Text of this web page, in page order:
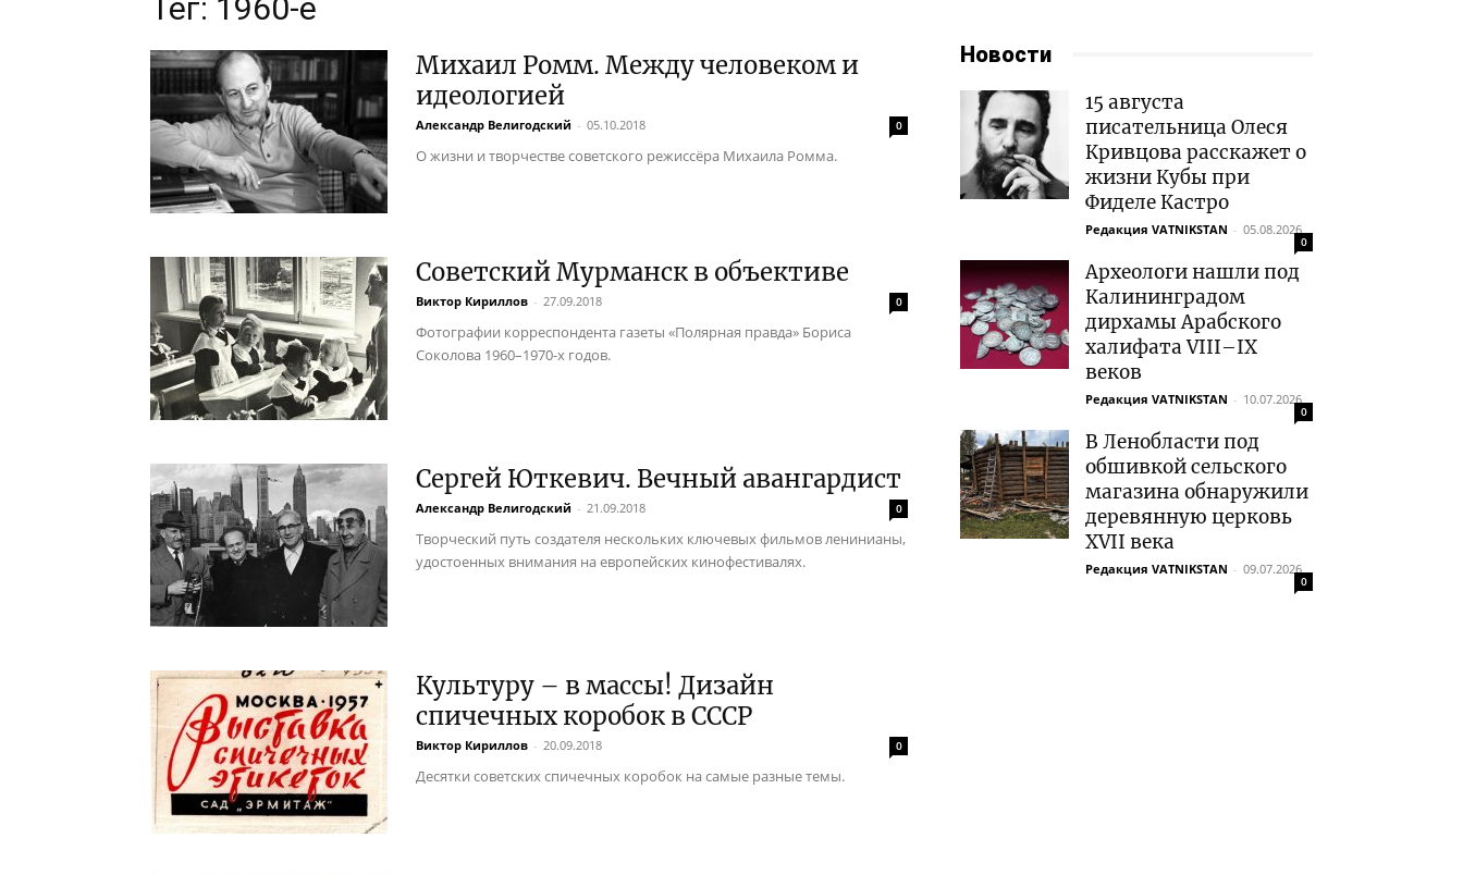
Тег: 1960-е
Михаил Ромм. Между человеком и
идеологией
Александр Велигодский - 05.10.2018 0
О жизни и творчестве советского режиссёра Михаила Ромма.
Советский Мурманск в объективе
Виктор Кириллов - 27.09.2018 0
Фотографии корреспондента газеты «Полярная правда» Бориса
Соколова 1960–1970-х годов.
Сергей Юткевич. Вечный авангардист
Александр Велигодский - 21.09.2018 0
Творческий путь создателя нескольких ключевых фильмов ленинианы,
удостоенных внимания на европейских кинофестивалях.
Культуру – в массы! Дизайн
спичечных коробок в СССР
Виктор Кириллов - 20.09.2018 0
Десятки советских спичечных коробок на самые разные темы.
Новости
15 августа
писательница Олеся
Кривцова расскажет о
жизни Кубы при
Фиделе Кастро
Редакция VATNIKSTAN - 05.08.2026
0
Археологи нашли под
Калининградом
дирхамы Арабского
халифата VIII–IX
веков
Редакция VATNIKSTAN - 10.07.2026
0
В Ленобласти под
обшивкой сельского
магазина обнаружили
деревянную церковь
XVII века
Редакция VATNIKSTAN - 09.07.2026
0